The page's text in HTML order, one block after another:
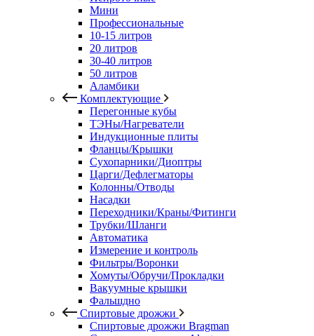
Мини
Профессиональные
10-15 литров
20 литров
30-40 литров
50 литров
Аламбики
Комплектующие
Перегонные кубы
ТЭНы/Нагреватели
Индукционные плиты
Фланцы/Крышки
Сухопарники/Диоптры
Царги/Дефлегматоры
Колонны/Отводы
Насадки
Переходники/Краны/Фитинги
Трубки/Шланги
Автоматика
Измерение и контроль
Фильтры/Воронки
Хомуты/Обручи/Прокладки
Вакуумные крышки
Фальшдно
Спиртовые дрожжи
Спиртовые дрожжи Bragman